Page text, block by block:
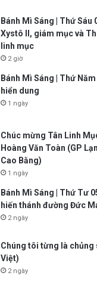
Bánh Mì Sáng | Thứ Sáu
Xystô II, giám mục và
linh mục
2 giờ
Bánh Mì Sáng | Thứ Năm
hiển dung
1 ngày
Chúc mừng Tân Linh
Hoàng Văn Toàn (GP
Cao Bằng)
1 ngày
Bánh Mì Sáng | Thứ Tư
hiến thánh đường Đức
2 ngày
Chúng tôi từng là chủng
Việt)
2 ngày